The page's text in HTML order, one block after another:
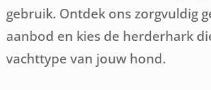
gebruik. Ontdek ons zorgvuldig
aanbod en kies de herderhark
vachttype van jouw hond.